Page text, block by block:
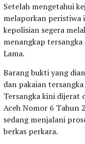
Setelah mengetahui
melaporkan peristiwa
kepolisian segera
menangkap
Lama.
Barang bukti yang
dan pakaian
Tersangka kini dijerat
Aceh Nomor 6 Tahun
sedang menjalani
berkas perkara.